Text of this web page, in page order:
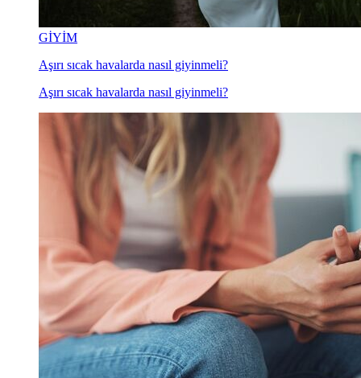
GİYİM
Aşırı sıcak havalarda nasıl giyinmeli?
Aşırı sıcak havalarda nasıl giyinmeli?